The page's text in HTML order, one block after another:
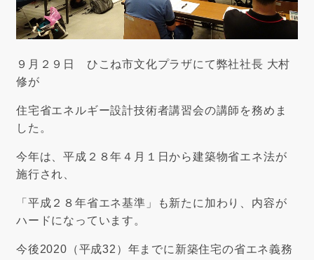
９月２９日 ひこね市文化プラザにて弊社社長 大村
修が
住宅省エネルギー設計技術者講習会の講師を務めま
した。
今年は、平成２８年４月１日から建築物省エネ法が
施行され、
「平成２８年省エネ基準」も新たに加わり、内容が
ハードになっています。
今後2020（平成32）年までに新築住宅の省エネ義務